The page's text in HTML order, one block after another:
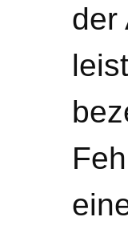
der